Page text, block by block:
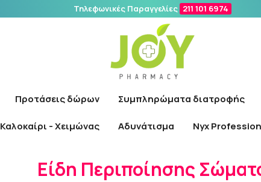
Τηλεφωνικές Παραγγελίες 211 101 6974
Προτάσεις δώρων Συμπληρώματα διατροφής
Καλοκαίρι - Χειμώνας Αδυνάτισμα Nyx
Αναζήτηση
Αρχική / Γυναίκα Σώμα / Είδη Περιποίησης
Είδη Περιποίησης